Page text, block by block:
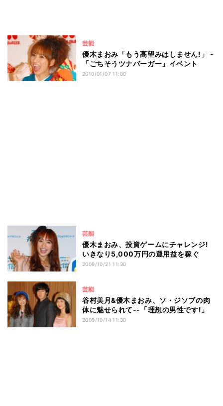
芸能
優木まおみ「もう高望みはしません!」 -
「ごちそうツナバーガー」イベント
2010/01/07 11:00
芸能
優木まおみ、投資ゲームにチャレンジ!
いきなり5,000万円の運用益を稼ぐ
2009/10/21 11:30
芸能
谷村美月&優木まおみ、ソ・ジソブの肉
体に魅せられて--「理想の男性です!」
2009/10/14 11:30